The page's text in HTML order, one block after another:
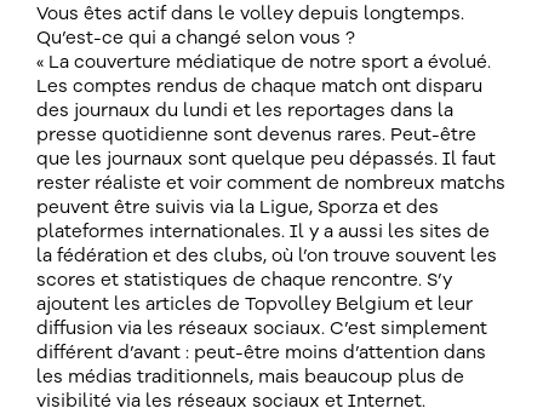
Vous êtes actif dans le volley depuis longtemps.
Qu’est-ce qui a changé selon vous ?
« La couverture médiatique de notre sport a évolué.
Les comptes rendus de chaque match ont disparu
des journaux du lundi et les reportages dans la
presse quotidienne sont devenus rares. Peut-être
que les journaux sont quelque peu dépassés. Il faut
rester réaliste et voir comment de nombreux matchs
peuvent être suivis via la Ligue, Sporza et des
plateformes internationales. Il y a aussi les sites de
la fédération et des clubs, où l’on trouve souvent les
scores et statistiques de chaque rencontre. S’y
ajoutent les articles de Topvolley Belgium et leur
diffusion via les réseaux sociaux. C’est simplement
différent d’avant : peut-être moins d’attention dans
les médias traditionnels, mais beaucoup plus de
visibilité via les réseaux sociaux et Internet.